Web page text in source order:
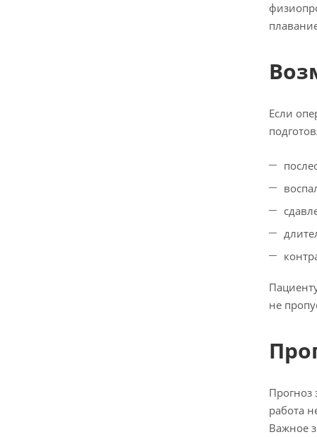
Если
не
Прогноз
работа
Важное